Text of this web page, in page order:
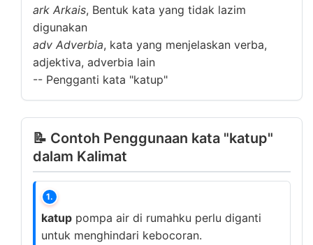
ark Arkais, Bentuk kata yang tidak lazim
digunakan
adv Adverbia, kata yang menjelaskan verba,
adjektiva, adverbia lain
-- Pengganti kata "katup"
📝 Contoh Penggunaan kata "katup"
dalam Kalimat
1.
katup pompa air di rumahku perlu diganti
untuk menghindari kebocoran.